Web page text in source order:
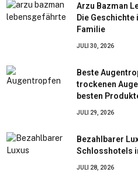
Arzu Bazman
Die Geschichte
Familie
JULI 30, 2026
Beste
trockenen
besten
JULI 29, 2026
Bezahlbarer
Schlosshotels
JULI 28, 2026